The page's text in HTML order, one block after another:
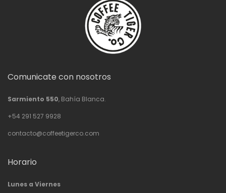
Comunicate con nosotros
Sarmiento 550, Bahía Blanca.
+54 291 527 9928
contacto@coffeetigerco.com
Horario
Lunes a Viernes